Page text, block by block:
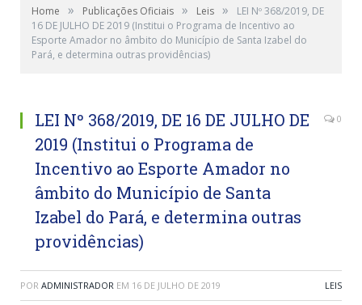
Home » Publicações Oficiais » Leis »
LEI Nº 368/2019, DE
16 DE JULHO DE 2019 (Institui o Programa de Incentivo ao
Esporte Amador no âmbito do Município de Santa Izabel do
Pará, e determina outras providências)
LEI Nº 368/2019, DE 16 DE JULHO DE
2019 (Institui o Programa de
Incentivo ao Esporte Amador no
âmbito do Município de Santa
Izabel do Pará, e determina outras
providências)
0
POR ADMINISTRADOR EM 16 DE JULHO DE 2019 LEIS